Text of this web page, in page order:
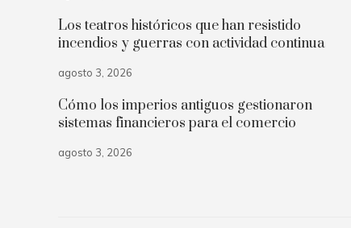
Los teatros históricos que han resistido
incendios y guerras con actividad continua
agosto 3, 2026
Cómo los imperios antiguos gestionaron
sistemas financieros para el comercio
agosto 3, 2026